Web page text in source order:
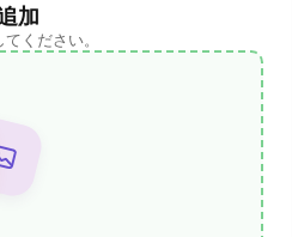
加
ください。